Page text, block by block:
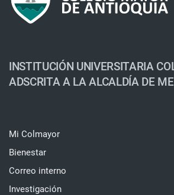
INSTITUCIÓN UNIVERSITARIA
ADSCRITA A LA ALCALDÍA DE
Mi Colmayor
Bienestar
Correo interno
Investigación